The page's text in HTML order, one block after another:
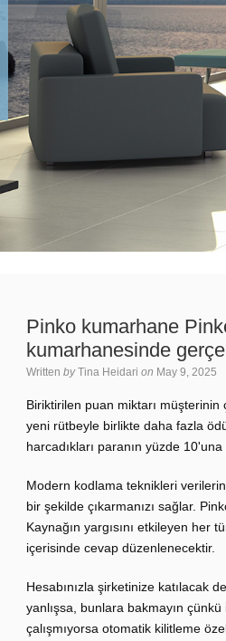
Pinko kumarhane
kumarhanesinde
Written by Tina Heidari on May 9, 2025
Biriktirilen puan miktarı
yeni rütbeyle birlikte daha fazla
harcadıkları paranın yüzde
Modern kodlama teknikleri
bir şekilde çıkarmanızı sağlar.
Kaynağın yargısını etkileyen her
içerisinde cevap düzenlenecektir.
Hesabınızla şirketinize katılacak
yanlışsa, bunlara bakmayın
çalışmıyorsa otomatik kilitleme